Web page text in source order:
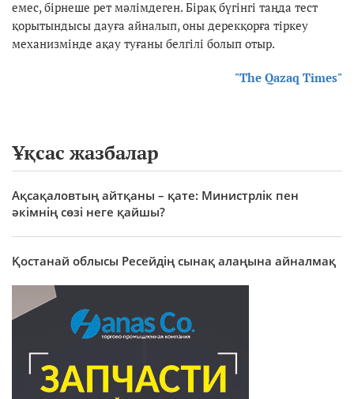
емес, бірнеше рет мәлімдеген. Бірақ бүгінгі таңда тест
қорытындысы дауға айналып, оны дерекқорға тіркеу
механизмінде ақау туғаны белгілі болып отыр.
"The Qazaq Times"
Ұқсас жазбалар
Ақсақаловтың айтқаны – қате: Министрлік пен
әкімнің сөзі неге қайшы?
Қостанай облысы Ресейдің сынақ алаңына айналмақ